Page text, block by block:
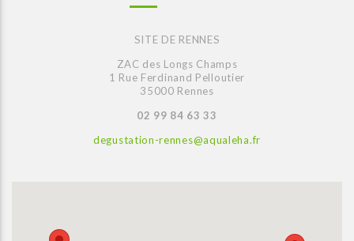
SITE DE RENNES
ZAC des Longs Champs
1 Rue Ferdinand Pelloutier
35000 Rennes
02 99 84 63 33
degustation-rennes@aqualeha.fr